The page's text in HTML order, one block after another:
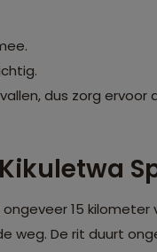
dus zorg ervoor
15 kilometer
De rit duurt